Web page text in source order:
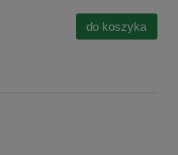
do koszyka